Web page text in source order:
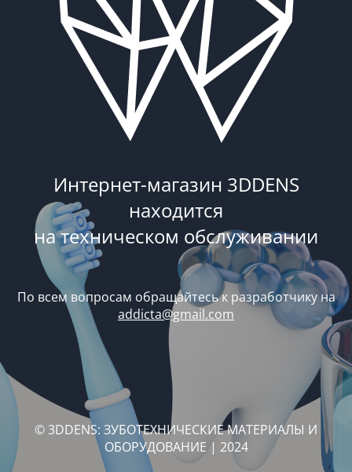
Интернет-магазин 3DDENS
находится
на техническом обслуживании
По всем вопросам обращайтесь к разработчику на
addicta@gmail.com
© 3DDENS: ЗУБОТЕХНИЧЕСКИЕ МАТЕРИАЛЫ И
ОБОРУДОВАНИЕ | 2024